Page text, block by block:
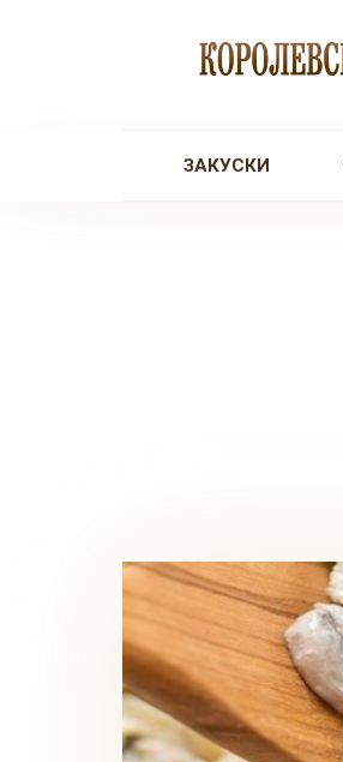
ЗАКУСКИ